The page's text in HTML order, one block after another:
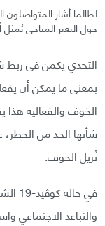
لطالما أشار المتواصلون
حول التغير المناخي
التحدي يكمن في ربط
بمعنى ما يمكن أن
الخوف والفعالية هذا
شأنها الحد من
تُزيل الخوف.
في
والتباعد الاجتماعي